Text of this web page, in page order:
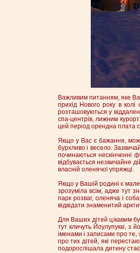
Важливим питанням, яке
прихід Нового року в колі
розташовуються у
спа-центрів, лижним
цей період орендна плата
Якщо у Вас є бажання,
бурхливо і весело.
починаються нескінченні
відбувається незвичайне
власній оленячої упряжці.
Якщо у Вашій родині є
зрозуміла всім, адже тут
парк розваг, оленяча і
відвідати знаменитий
Для Ваших дітей цікавим
тут кличуть Йоулупуккі, з
іменами і записами про те,
про тих дітей, які
подорослішала дитину